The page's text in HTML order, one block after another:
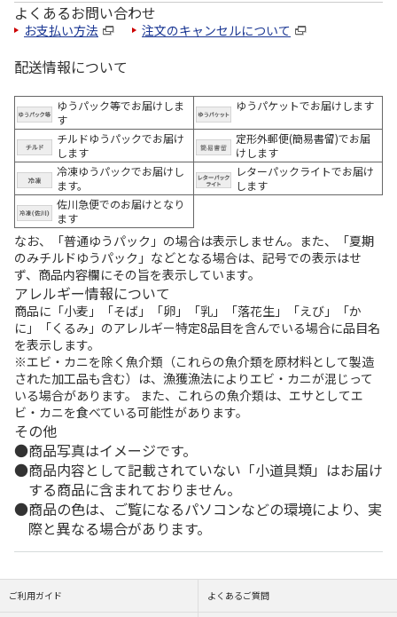
よくあるお問い合わせ
お支払い方法 注文のキャンセルについて
配送情報について
ゆうパック等でお届けしま
す
ゆうパケットでお届けします
チルドゆうパックでお届け
します
定形外郵便(簡易書留)でお届
けします
冷凍ゆうパックでお届けし
ます。
レターパックライトでお届け
します
佐川急便でのお届けとなり
ます
なお、「普通ゆうパック」の場合は表示しません。また、「夏期
のみチルドゆうパック」などとなる場合は、記号での表示はせ
ず、商品内容欄にその旨を表示しています。
アレルギー情報について
商品に「小麦」「そば」「卵」「乳」「落花生」「えび」「か
に」「くるみ」のアレルギー特定8品目を含んでいる場合に品目名
を表示します。
※エビ・カニを除く魚介類（これらの魚介類を原材料として製造
された加工品も含む）は、漁獲漁法によりエビ・カニが混じって
いる場合があります。 また、これらの魚介類は、エサとしてエ
ビ・カニを食べている可能性があります。
その他
商品写真はイメージです。
商品内容として記載されていない「小道具類」はお届け
する商品に含まれておりません。
商品の色は、ご覧になるパソコンなどの環境により、実
際と異なる場合があります。
ご利用ガイド よくあるご質問